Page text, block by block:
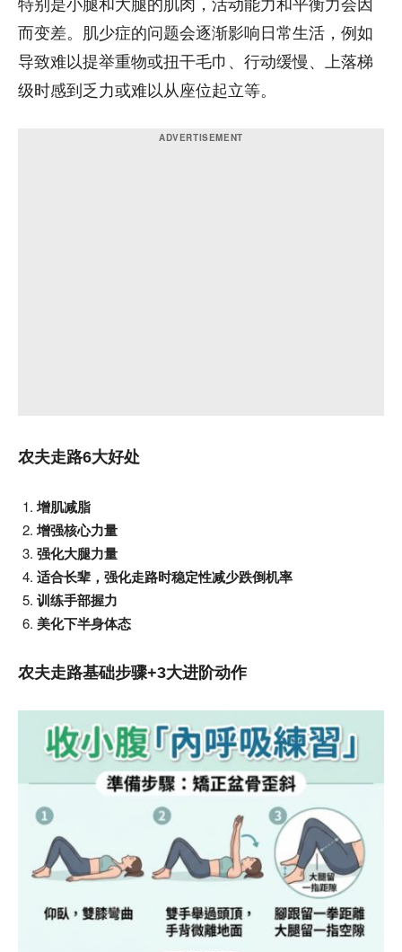
特别是小腿和大腿的肌肉，活动能力和平衡力会因
而变差。肌少症的问题会逐渐影响日常生活，例如
导致难以提举重物或扭干毛巾、行动缓慢、上落梯
级时感到乏力或难以从座位起立等。
农夫走路6大好处
增肌减脂
增强核心力量
强化大腿力量
适合长辈，强化走路时稳定性减少跌倒机率
训练手部握力
美化下半身体态
农夫走路基础步骤+3大进阶动作